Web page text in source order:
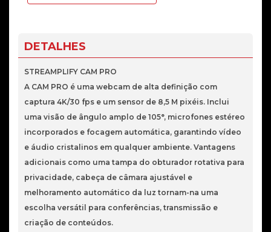
8M30
-
Preto
DETALHES
STREAMPLIFY CAM PRO
A CAM PRO é uma webcam de alta definição com
captura 4K/30 fps e um sensor de 8,5 M pixéis. Inclui
uma visão de ângulo amplo de 105°, microfones estéreo
incorporados e focagem automática, garantindo vídeo
e áudio cristalinos em qualquer ambiente. Vantagens
adicionais como uma tampa do obturador rotativa para
privacidade, cabeça de câmara ajustável e
melhoramento automático da luz tornam-na uma
escolha versátil para conferências, transmissão e
criação de conteúdos.